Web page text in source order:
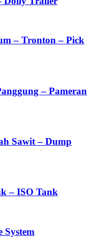
– Tronton – Pick
– Pameran
Sawit – Dump
– ISO Tank